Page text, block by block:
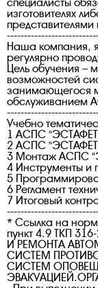
изготовителях
представителями
Наша компания,
регулярно
Цель обучения –
возможностей
занимающегося
обслуживанием
Учебно
1 АСПС
2 АСПС
3 Монтаж АСПС
4 Инструменты и
5
6 Регламент
7 Итоговый
* Ссылка на
пункт 4.9 ТКП
И РЕМОНТА
СИСТЕМ
СИСТЕМ